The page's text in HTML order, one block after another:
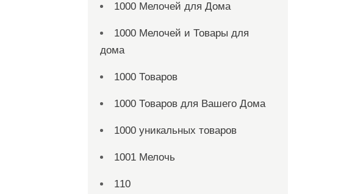
1000 Мелочей для Дома
1000 Мелочей и Товары для
дома
1000 Товаров
1000 Товаров для Вашего Дома
1000 уникальных товаров
1001 Мелочь
110